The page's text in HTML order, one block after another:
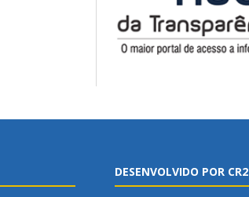
DESENVOLVIDO POR CR2